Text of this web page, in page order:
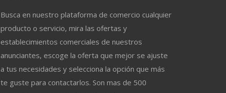
Busca en nuestro plataforma de comercio cualquier
producto o servicio, mira las ofertas y
establecimientos comerciales de nuestros
anunciantes, escoge la oferta que mejor se ajuste
a tus necesidades y selecciona la opción que más
te guste para contactarlos. Son mas de 500